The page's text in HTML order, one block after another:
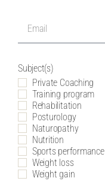
Subject(s)
Private Coaching
Training program
Rehabilitation
Posturology
Naturopathy
Nutrition
Sports performance
Weight loss
Weight gain